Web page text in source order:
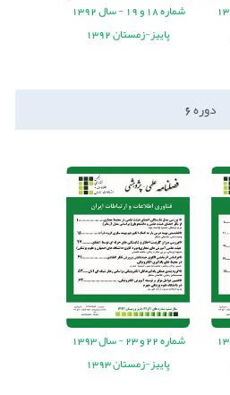
شماره18 و19
-سال1392
پاییز-زمستان 1392
دوره6
شماره22 و23
-سال1393
پاییز-زمستان 1393